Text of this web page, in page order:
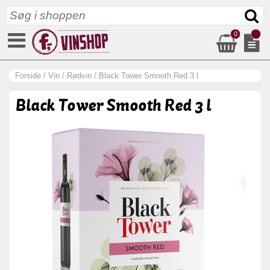
0
Forside / Vin / Rødvin / Black Tower Smooth Red 3 l
Black Tower Smooth Red 3 l